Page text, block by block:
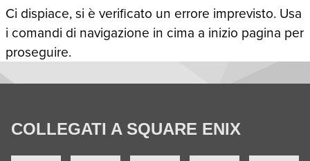
Ci dispiace, si è verificato un errore imprevisto. Usa
i comandi di navigazione in cima a inizio pagina per
proseguire.
COLLEGATI A SQUARE ENIX